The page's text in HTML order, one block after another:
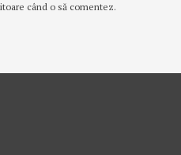
când o să comentez.